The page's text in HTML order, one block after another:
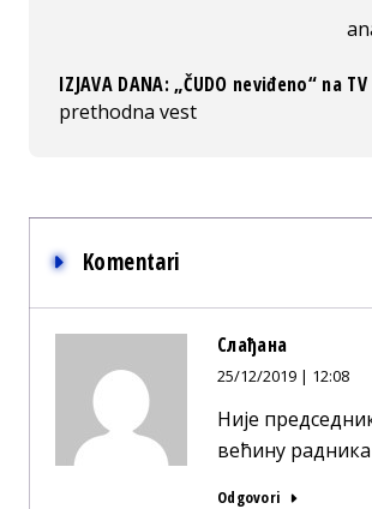
IZJAVA DANA: „ČUDO neviđeno“ na
prethodna vest
Komentari
Слађана
25/12/2019 | 12:08
Није
већину
Odgovori